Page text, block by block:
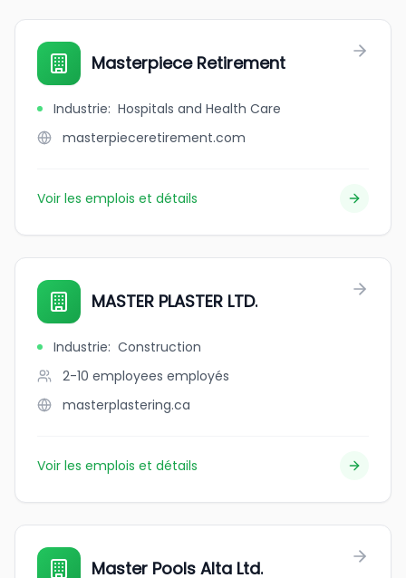
Masterpiece Retirement
Industrie: Hospitals and Health Care
masterpieceretirement.com
Voir les emplois et détails
MASTER PLASTER LTD.
Industrie: Construction
2-10 employees employés
masterplastering.ca
Voir les emplois et détails
Master Pools Alta Ltd.